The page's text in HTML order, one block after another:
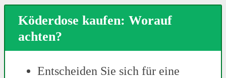
Köderdose kaufen: Worauf
achten?
Entscheiden Sie sich für eine